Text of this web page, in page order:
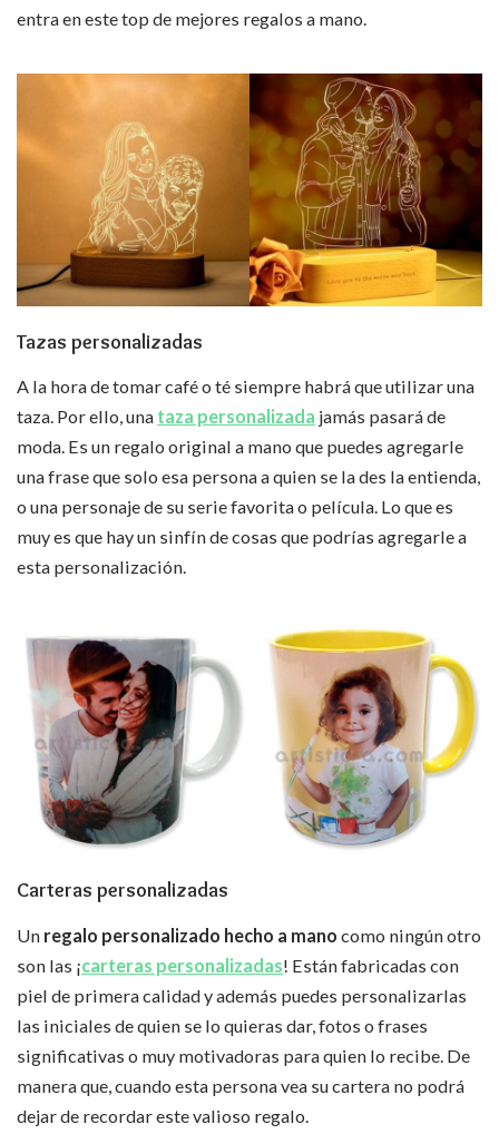
entra en este top de mejores regalos a mano.
Tazas personalizadas
A la hora de tomar café o té siempre habrá que utilizar una
taza. Por ello, una taza personalizada jamás pasará de
moda. Es un regalo original a mano que puedes agregarle
una frase que solo esa persona a quien se la des la entienda,
o una personaje de su serie favorita o película. Lo que es
muy es que hay un sinfín de cosas que podrías agregarle a
esta personalización.
Carteras personalizadas
Un regalo personalizado hecho a mano como ningún otro
son las ¡carteras personalizadas! Están fabricadas con
piel de primera calidad y además puedes personalizarlas
las iniciales de quien se lo quieras dar, fotos o frases
significativas o muy motivadoras para quien lo recibe. De
manera que, cuando esta persona vea su cartera no podrá
dejar de recordar este valioso regalo.